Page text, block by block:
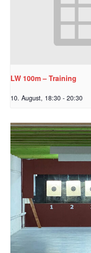
LW 100m – Training
10. August, 18:30 - 20:30